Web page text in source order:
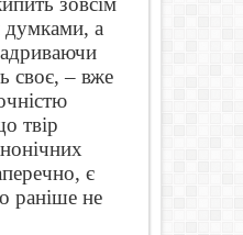
а
своє,–вже
твір
є
раніше не